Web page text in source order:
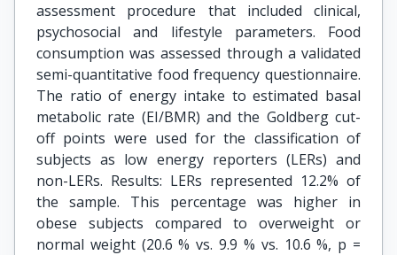
assessment procedure that included clinical,
psychosocial and lifestyle parameters. Food
consumption was assessed through a validated
semi-quantitative food frequency questionnaire.
The ratio of energy intake to estimated basal
metabolic rate (EI/BMR) and the Goldberg cut-
off points were used for the classification of
subjects as low energy reporters (LERs) and
non-LERs. Results: LERs represented 12.2% of
the sample. This percentage was higher in
obese subjects compared to overweight or
normal weight (20.6 % vs. 9.9 % vs. 10.6 %, p =